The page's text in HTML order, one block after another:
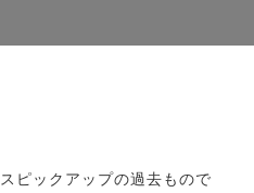
ピックアップの過去もので